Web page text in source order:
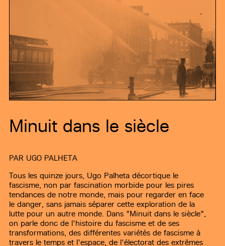
Minuit dans le siècle
PAR UGO PALHETA
Tous les quinze jours, Ugo Palheta décortique le
fascisme, non par fascination morbide pour les pires
tendances de notre monde, mais pour regarder en face
le danger, sans jamais séparer cette exploration de la
lutte pour un autre monde. Dans "Minuit dans le siècle",
on parle donc de l'histoire du fascisme et de ses
transformations, des différentes variétés de fascisme à
travers le temps et l'espace, de l'électorat des extrêmes